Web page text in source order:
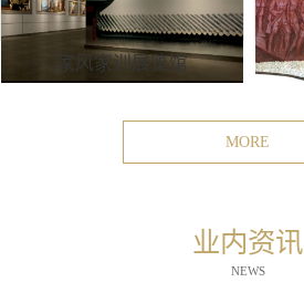
家风家训展览馆
MORE
业内资讯
NEWS